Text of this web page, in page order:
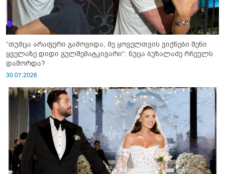
“თუმცა არაფერი გამოვიდა, მე ყოველთვის ვიქნები შენი
ყველაზე დიდი გულშემატკივარი“: ნუცა ბუზალაძე რჩეულს
დაშორდა?
30.07.2026